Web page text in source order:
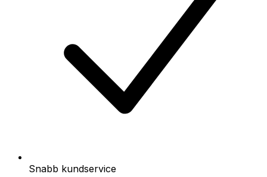
Snabb kundservice